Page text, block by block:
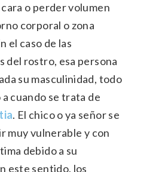
o perder volumen
corporal o zona
el caso de las
del rostro, esa persona
su masculinidad, todo
cuando se trata de
. El chico o ya señor se
muy vulnerable y con
debido a su
este sentido, los